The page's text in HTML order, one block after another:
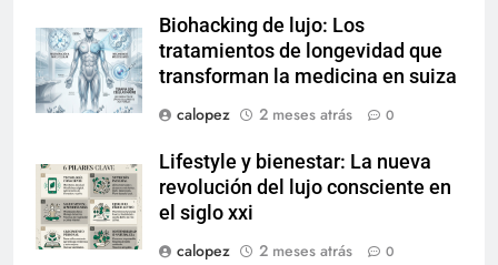
Biohacking de lujo: Los
tratamientos de longevidad que
transforman la medicina en suiza
calopez
2 meses atrás 0
Lifestyle y bienestar: La nueva
revolución del lujo consciente en
el siglo xxi
calopez
2 meses atrás 0